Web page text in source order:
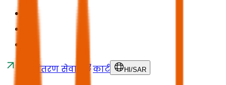
स्थानांतरण सेवाएं कार्ट HI /SAR